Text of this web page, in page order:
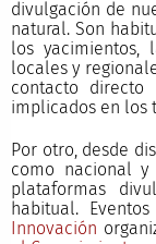
divulgación de
natural. Son
los yacimientos,
locales y
contacto
implicados en los
Por otro, desde
como nacional
plataformas
habitual.
Innovación